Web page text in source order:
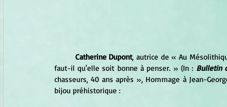
Catherine Dupont, autrice de « Au
faut-il qu'elle soit bonne à penser. » (In : Bulletin
chasseurs, 40 ans après », Hommage à Jean-
bijou préhistorique :